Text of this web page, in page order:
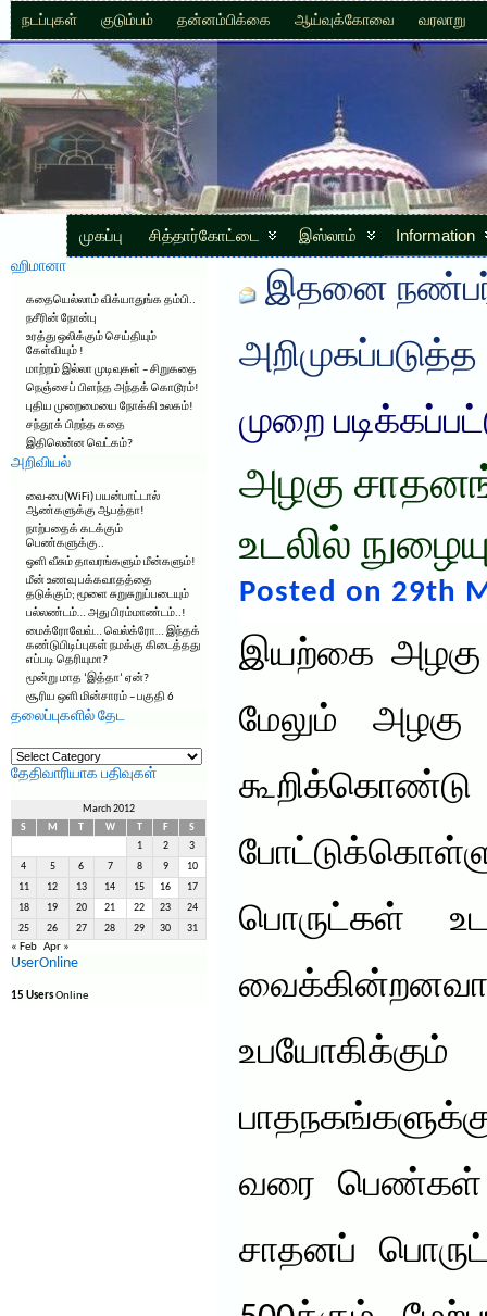
நடப்புகள் குடும்பம் தன்னம்பிக்கை ஆய்வுக்கோவை வரலாறு
முகப்பு சித்தார்கோட்டை இஸ்லாம் Information
ஹிமானா
கதையெல்லாம் விக்யாதுங்க தம்பி..
நசீரின் நோன்பு
உரத்து ஒலிக்கும் செய்தியும்
கேள்வியும் !
மாற்றம் இல்லா முடிவுகள் – சிறுகதை
நெஞ்சைப் பிளந்த அந்தக் கொடூரம்!
புதிய முறைமையை நோக்கி உலகம்!
சந்தூக் பிறந்த கதை
இதிலென்ன வெட்கம்?
அறிவியல்
வை-பை(WiFi) பயன்பாட்டால்
ஆண்களுக்கு ஆபத்தா!
நாற்பதைக் கடக்கும்
பெண்களுக்கு..
ஒளி வீசும் தாவரங்களும் மீன்களும்!
மீன் உணவு பக்கவாதத்தை
தடுக்கும்; மூளை சுறுசுறுப்படையும்
பல்லண்டம்… அது பிரம்மாண்டம்..!
மைக்ரோவேவ்… வெல்க்ரோ… இந்தக்
கண்டுபிடிப்புகள் நமக்கு கிடைத்தது
எப்படி தெரியுமா?
மூன்று மாத ‘இத்தா’ ஏன்?
சூரிய ஒளி மின்சாரம் – பகுதி 6
தலைப்புகளில் தேட
தலைப்புகளில்
தேட
தேதிவாரியாக பதிவுகள்
March 2012
S
M W F
S
1
2 3
4 5 6 7 8 9 10
11 12 13 14 15 16 17
18 19 20 21 22 23 24
25 26 27 28 29 30 31
« Feb Apr »
UserOnline
15 UsersOnline
இதனை
அறிமுகப்படுத்த
முறை
அழகு
உடலில்
Posted on 29th
இயற்கை அழகு
மேலும் அழகு
பொருட்கள்
வரை பெண்கள்
சாதனப்